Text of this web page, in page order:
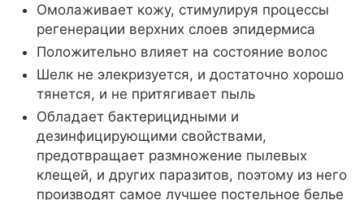
Омолаживает кожу, стимулируя процессы
регенерации верхних слоев эпидермиса
Положительно влияет на состояние волос
Шелк не элекризуется, и достаточно хорошо
тянется, и не притягивает пыль
Обладает бактерицидными и
дезинфицирующими свойствами,
предотвращает размножение пылевых
клещей, и других паразитов, поэтому из него
производят самое лучшее постельное белье